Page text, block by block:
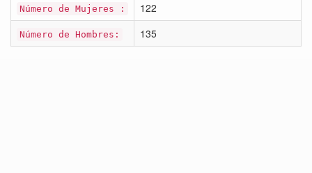
Número de Mujeres : 122
Número de Hombres: 135